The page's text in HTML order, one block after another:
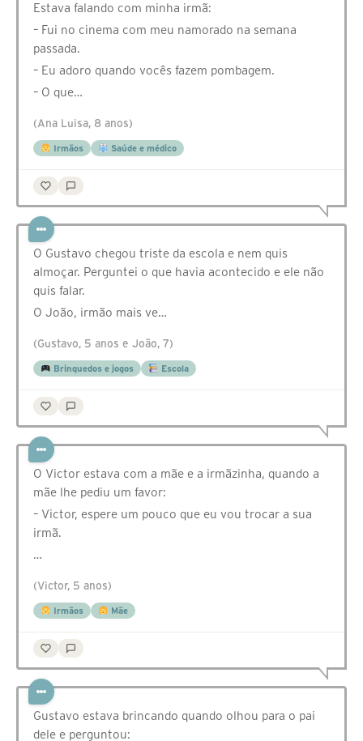
Estava falando com minha irmã:
– Fui no cinema com meu namorado na semana
passada.
– Eu adoro quando vocês fazem pombagem.
– O que…
(Ana Luisa, 8 anos)
Irmãos Saúde e médico
O Gustavo chegou triste da escola e nem quis
almoçar. Perguntei o que havia acontecido e ele não
quis falar.
O João, irmão mais ve…
(Gustavo, 5 anos e João, 7)
Brinquedos e jogos Escola
O Victor estava com a mãe e a irmãzinha, quando a
mãe lhe pediu um favor:
– Victor, espere um pouco que eu vou trocar a sua
irmã.
…
(Victor, 5 anos)
Irmãos Mãe
Gustavo estava brincando quando olhou para o pai
dele e perguntou: